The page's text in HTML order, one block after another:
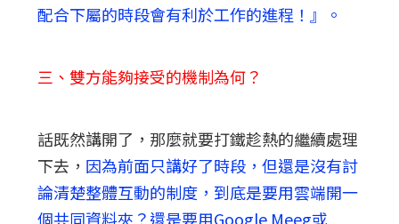
配合下屬的時段會有利於工作的進程！』。
三、雙方能夠接受的機制為何？
話既然講開了，那麼就要打鐵趁熱的繼續處理
下去， 因為前面只講好了時段，但還是沒有討
論清楚整體互動的制度，到底是要用雲端開一
個共同資料夾？還是要用Google Meeg或